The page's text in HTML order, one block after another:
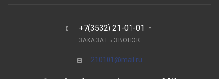
+7(3532) 21-01-01
ЗАКАЗАТЬ ЗВОНОК
210101@mail.ru